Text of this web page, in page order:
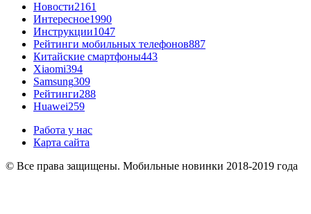
Новости2161
Интересное1990
Инструкции1047
Рейтинги мобильных телефонов887
Китайские смартфоны443
Xiaomi394
Samsung309
Рейтинги288
Huawei259
Работа у нас
Карта сайта
© Все права защищены. Мобильные новинки 2018-2019 года